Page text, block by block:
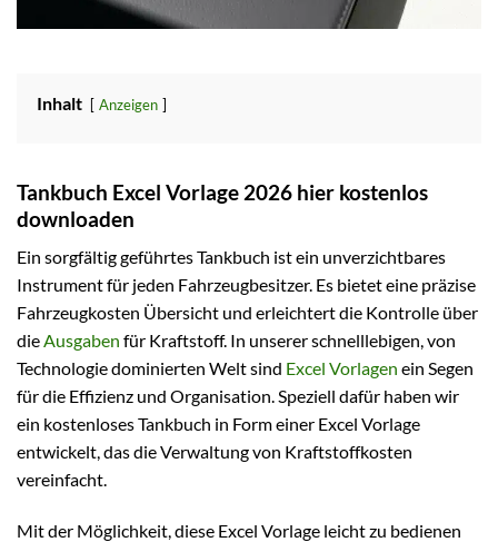
Inhalt Anzeigen
Tankbuch Excel Vorlage 2026 hier kostenlos
downloaden
Ein sorgfältig geführtes Tankbuch ist ein unverzichtbares
Instrument für jeden Fahrzeugbesitzer. Es bietet eine präzise
Fahrzeugkosten Übersicht und erleichtert die Kontrolle über
dieAusgaben für Kraftstoff. In unserer schnelllebigen, von
Technologie dominierten Welt sind Excel Vorlagen ein Segen
für die Effizienz und Organisation. Speziell dafür haben wir
ein kostenloses Tankbuch in Form einer Excel Vorlage
entwickelt, das die Verwaltung von Kraftstoffkosten
vereinfacht.
Mit der Möglichkeit, diese Excel Vorlage leicht zu bedienen